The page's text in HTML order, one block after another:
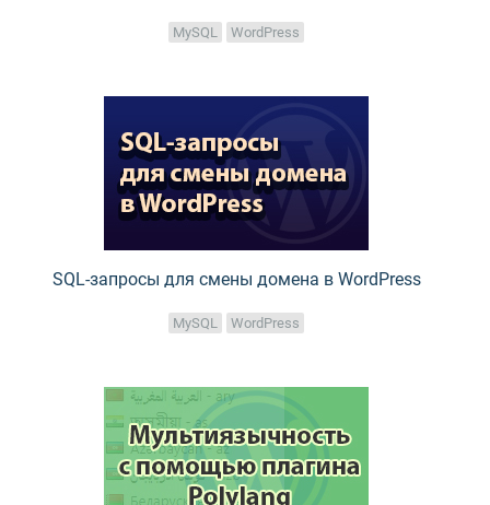
MySQL WordPress
SQL-запросы для смены домена в WordPress
MySQL WordPress